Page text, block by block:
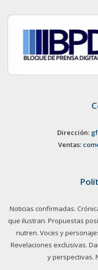
Dirección:
Ventas:
Noticias confirmadas.
que ilustran. Propuestas
nutren. Voces y
Revelaciones exclusivas.
y perspectivas.